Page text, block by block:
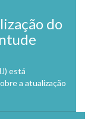
do
está
a atualização